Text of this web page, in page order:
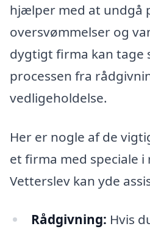
hjælper med at undgå
oversvømmelser og
dygtigt firma kan tage
processen fra
vedligeholdelse.
Her er nogle af de
et firma med speciale
Vetterslev kan yde
Rådgivning: Hvis